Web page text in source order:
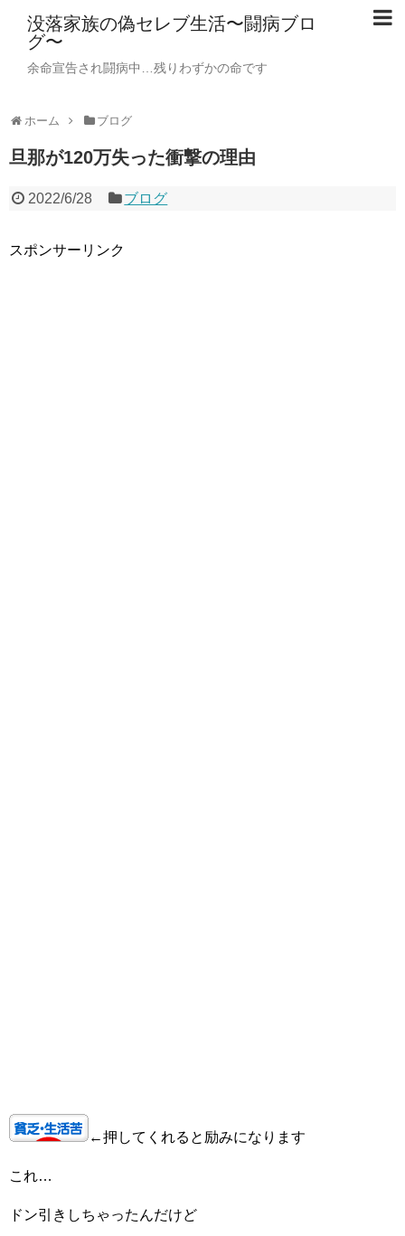
没落家族の偽セレブ生活〜闘病ブロ
グ〜
余命宣告され闘病中…残りわずかの命です
ホーム ブログ
旦那が120万失った衝撃の理由
2022/6/28 ブログ
スポンサーリンク
←押してくれると励みになります
これ…
ドン引きしちゃったんだけど